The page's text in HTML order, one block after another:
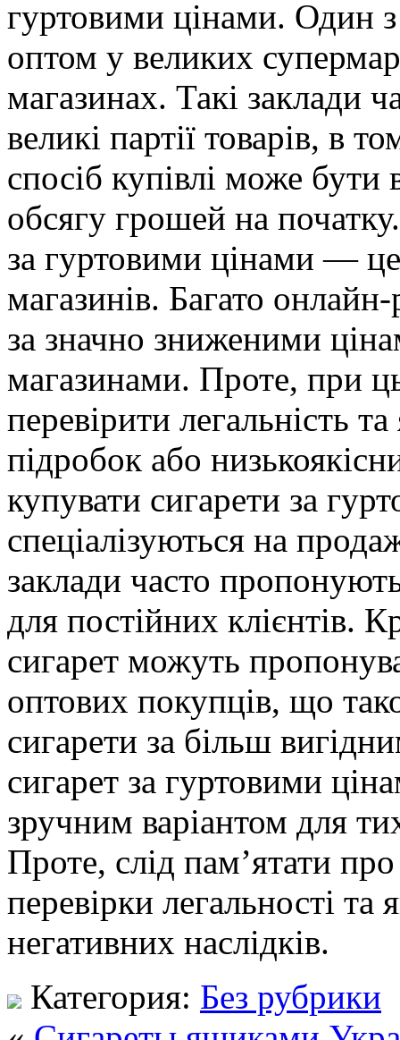
гуртовими цінами. Один
оптом у великих
магазинах. Такі заклади
великі партії товарів, в
спосіб купівлі може
обсягу грошей на
за гуртовими цінами —
магазинів. Багато
за значно зниженими
магазинами. Проте, при
перевірити легальність
підробок або
купувати сигарети за
спеціалізуються на
заклади часто
для постійних клієнтів.
сигарет можуть
оптових покупців, що
сигарети за більш
сигарет за гуртовими
зручним варіантом для
Проте, слід пам’ятати
перевірки легальності
негативних наслідків.
Категория: Без рубрики